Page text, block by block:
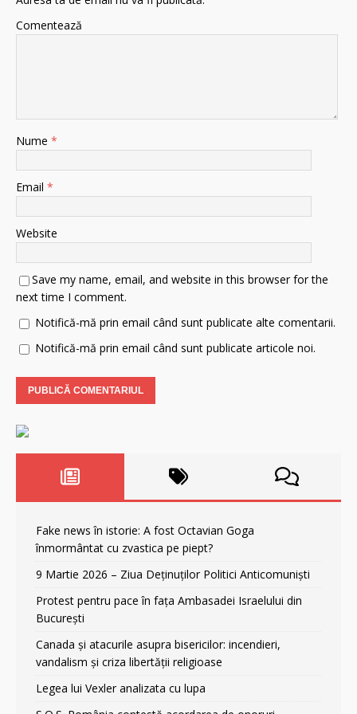
Comentează
Nume *
Email *
Website
Save my name, email, and website in this browser for the
next time I comment.
Notifică-mă prin email când sunt publicate alte comentarii.
Notifică-mă prin email când sunt publicate articole noi.
Fake news în istorie: A fost Octavian Goga
înmormântat cu zvastica pe piept?
9 Martie 2026 – Ziua Deținuților Politici Anticomuniști
Protest pentru pace în fața Ambasadei Israelului din
București
Canada și atacurile asupra bisericilor: incendieri,
vandalism și criza libertății religioase
Legea lui Vexler analizata cu lupa